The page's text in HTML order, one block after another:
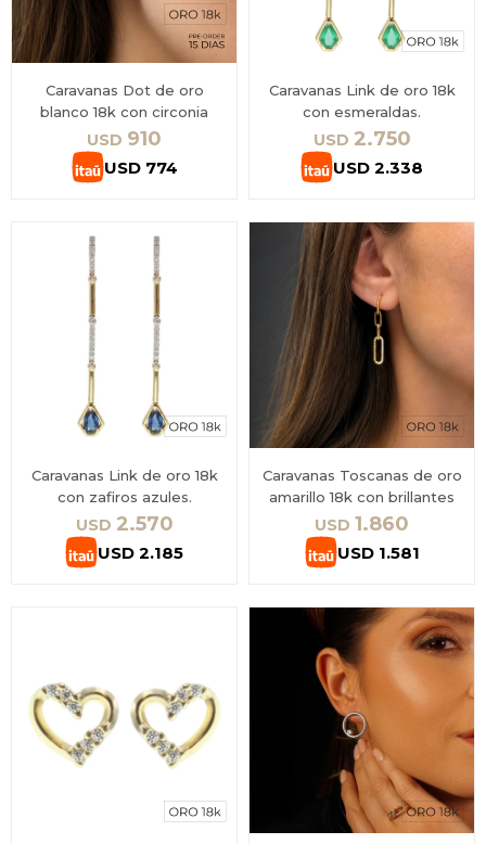
Caravanas Dot de oro
blanco 18k con circonia
USD 910
USD 774
Caravanas Link de oro 18k
con esmeraldas.
USD 2.750
USD 2.338
Caravanas Link de oro 18k
con zafiros azules.
USD 2.570
USD 2.185
Caravanas Toscanas de oro
amarillo 18k con brillantes
USD 1.860
USD 1.581